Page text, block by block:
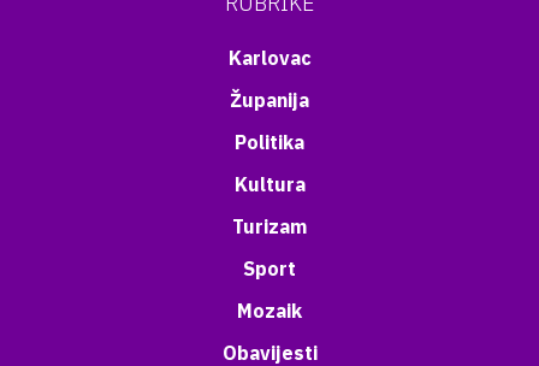
Karlovac
Županija
Politika
Kultura
Turizam
Sport
Mozaik
Obavijesti